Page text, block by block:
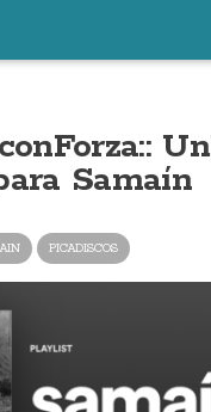
Samaín
PICADISCOS